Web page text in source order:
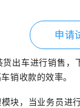
申请
出车进行销售
销收款的效率。
块，当业务员进